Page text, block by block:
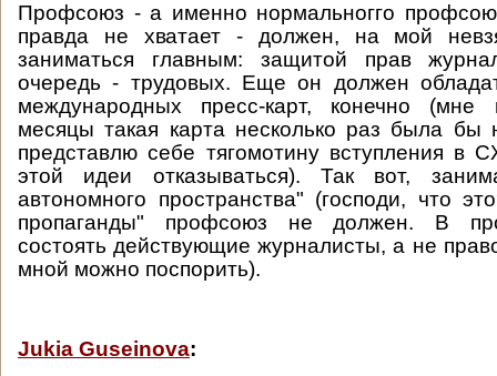
Профсоюз - а именно нормальногго
правда не хватает - должен, на мой
заниматься главным: защитой прав
очередь - трудовых. Еще он должен
международных пресс-карт, конечно
месяцы такая карта несколько раз была бы
представлю себе тягомотину вступления в
этой идеи отказываться). Так вот,
автономного пространства" (господи, что
пропаганды" профсоюз не должен. В
состоять действующие журналисты, а не
мной можно поспорить).
Jukia Guseinova: